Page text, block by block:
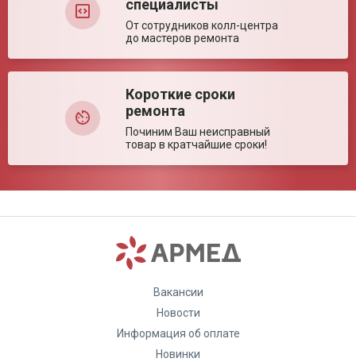
специалисты
От сотрудников колл-центра
до мастеров ремонта
Короткие сроки
ремонта
Починим Ваш неисправный
товар в кратчайшие сроки!
Вакансии
Новости
Информация об оплате
Новинки